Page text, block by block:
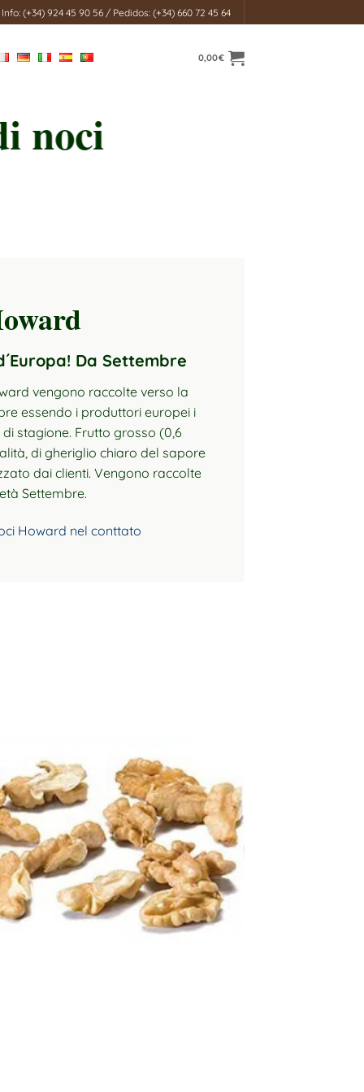
Info: (+34) 924 45 90 56 / Pedidos: (+34) 660 72 45 64
0,00€
noci
Da Settembre
vengono raccolte verso la
essendo i produttori europei i
stagione. Frutto grosso (0,6
di gheriglio chiaro del sapore
dai clienti. Vengono raccolte
Settembre.
Howard nel conttato